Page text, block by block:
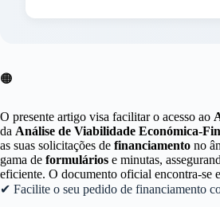
🟠
O presente artigo visa facilitar o acesso ao
da Análise de Viabilidade Económica-
as suas solicitações de financiamento no
gama de formulários e minutas,
eficiente. O documento oficial encontra-se
✔ Facilite o seu pedido de financiamento